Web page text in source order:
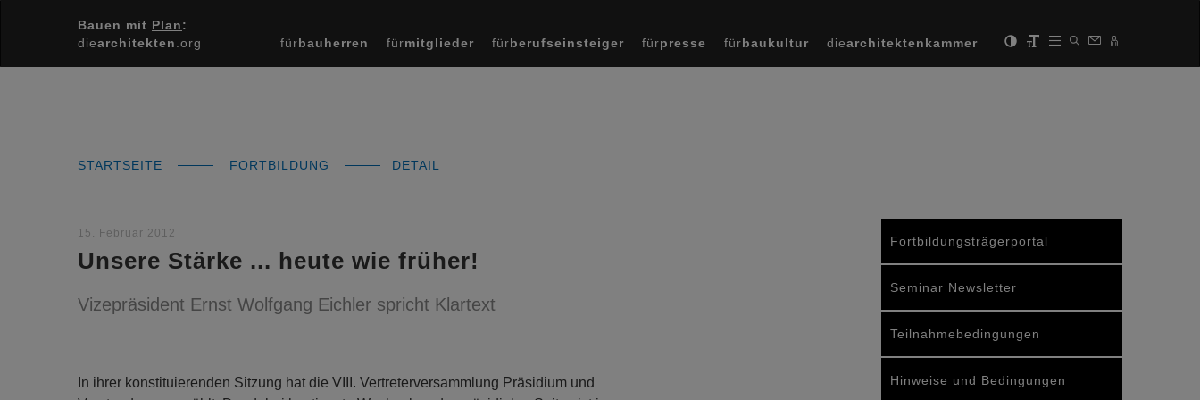
Bauen mit Plan:
diearchitekten .org fürbauherren fürmitglieder fürberufseinsteiger fürpresse fürbaukultur diearchitektenkammer
STARTSEITE FORTBILDUNG DETAIL
15. Februar 2012
Unsere Stärke ... heute wie früher!
Vizepräsident Ernst Wolfgang Eichler spricht Klartext
In ihrer konstituierenden Sitzung hat die VIII. Vertreterversammlung Präsidium und
Fortbildungsträgerportal
Seminar Newsletter
Teilnahmebedingungen
Hinweise und Bedingungen